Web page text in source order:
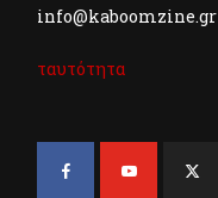
info@kaboomzine.gr
ταυτότητα